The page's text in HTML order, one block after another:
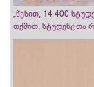
„წესით, 14 400
თქმით, სტუდენტთა